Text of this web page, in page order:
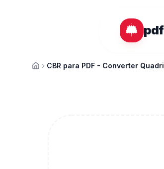
InícioCBR para PDF - Converter